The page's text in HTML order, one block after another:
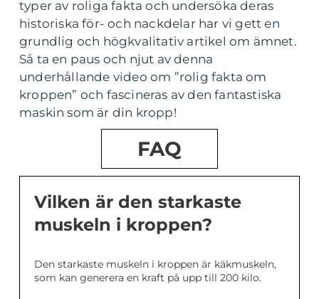
typer av roliga fakta och undersöka deras
historiska för- och nackdelar har vi gett en
grundlig och högkvalitativ artikel om ämnet.
Så ta en paus och njut av denna
underhållande video om ”rolig fakta om
kroppen” och fascineras av den fantastiska
maskin som är din kropp!
FAQ
Vilken är den starkaste
muskeln i kroppen?
Den starkaste muskeln i kroppen är käkmuskeln,
som kan generera en kraft på upp till 200 kilo.